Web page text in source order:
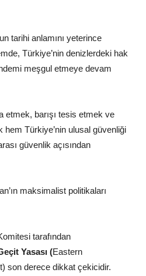
tarihi anlamını yeterince
Türkiye’nin denizlerdeki hak
meşgul etmeye devam
etmek, barışı tesis etmek ve
hem Türkiye’nin ulusal güvenliği
güvenlik açısından
maksimalist politikaları
tarafından
Yasası (Eastern
son derece dikkat çekicidir.